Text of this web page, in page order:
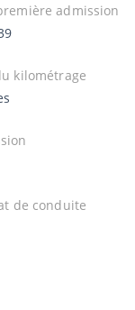
admission
kilométrage
de conduite